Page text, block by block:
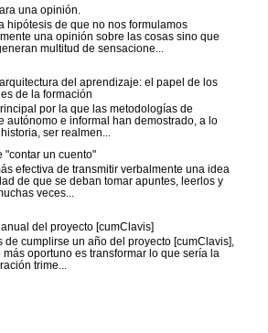
una opinión.
hipótesis de que no nos formulamos
una opinión sobre las cosas sino que
multitud de sensacione...
del aprendizaje: el papel de los
de la formación
por la que las metodologías de
autónomo e informal han demostrado, a lo
ser realmen...
"contar un cuento"
efectiva de transmitir verbalmente una idea
de que se deban tomar apuntes, leerlos y
veces...
del proyecto [cumClavis]
de cumplirse un año del proyecto [cumClavis],
más oportuno es transformar lo que sería la
trime...